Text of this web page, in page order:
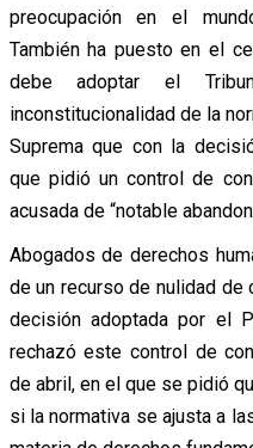
preocupación en el
También ha puesto en el
debe adoptar el
inconstitucionalidad de la
Suprema que con la
que pidió un control de
acusada de “notable
Abogados de derechos
de un recurso de nulidad de
decisión adoptada por el
rechazó este control de
de abril, en el que se pidió
si la normativa se ajusta a